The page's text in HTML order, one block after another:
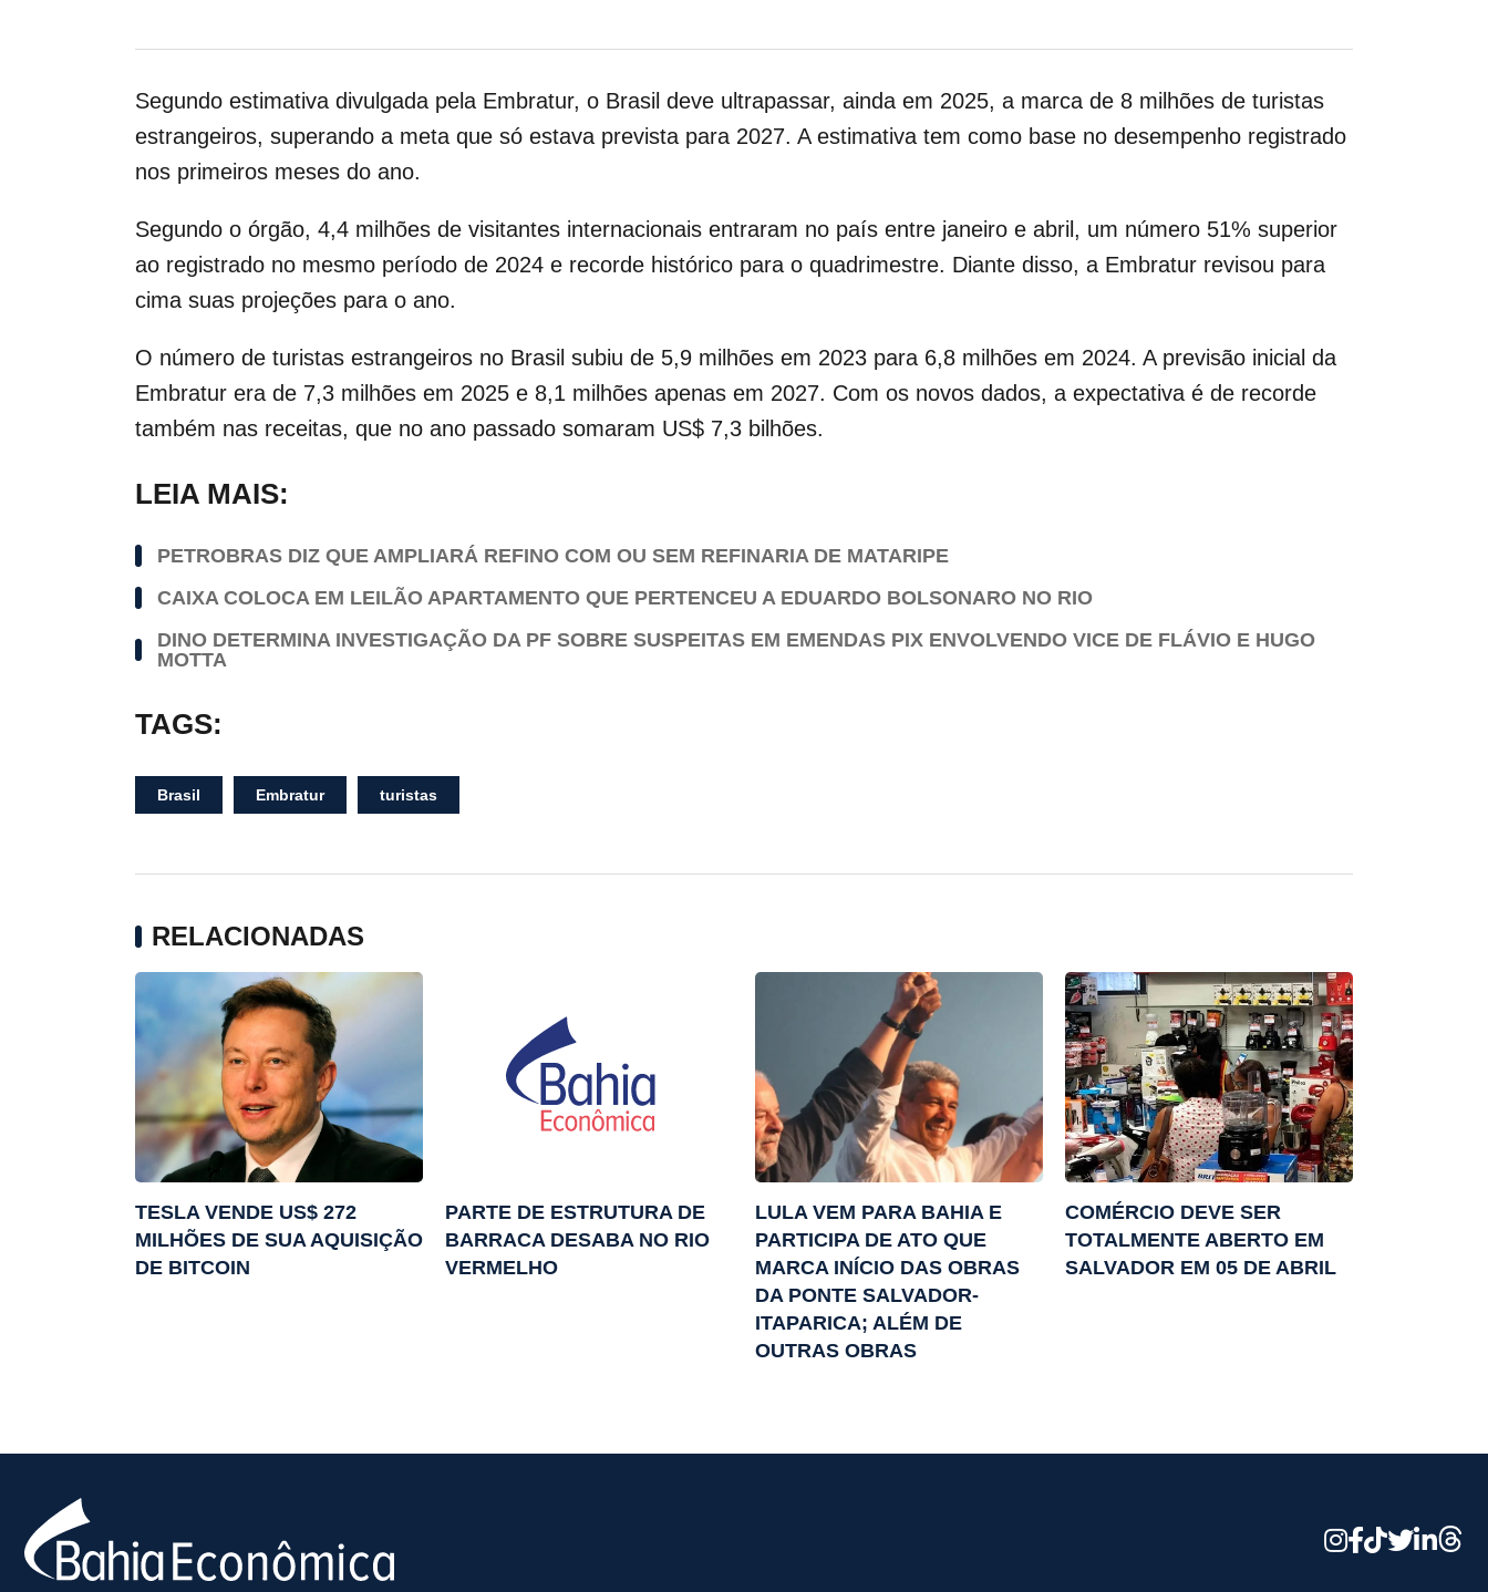
Segundo estimativa divulgada pela Embratur, o Brasil deve ultrapassar, ainda em 2025, a marca de 8 milhões de turistas
estrangeiros, superando a meta que só estava prevista para 2027. A estimativa tem como base no desempenho registrado
nos primeiros meses do ano.
Segundo o órgão, 4,4 milhões de visitantes internacionais entraram no país entre janeiro e abril, um número 51% superior
ao registrado no mesmo período de 2024 e recorde histórico para o quadrimestre. Diante disso, a Embratur revisou para
cima suas projeções para o ano.
O número de turistas estrangeiros no Brasil subiu de 5,9 milhões em 2023 para 6,8 milhões em 2024. A previsão inicial da
Embratur era de 7,3 milhões em 2025 e 8,1 milhões apenas em 2027. Com os novos dados, a expectativa é de recorde
também nas receitas, que no ano passado somaram US$ 7,3 bilhões.
LEIA MAIS:
PETROBRAS DIZ QUE AMPLIARÁ REFINO COM OU SEM REFINARIA DE MATARIPE
CAIXA COLOCA EM LEILÃO APARTAMENTO QUE PERTENCEU A EDUARDO BOLSONARO NO RIO
DINO DETERMINA INVESTIGAÇÃO DA PF SOBRE SUSPEITAS EM EMENDAS PIX ENVOLVENDO VICE DE FLÁVIO E HUGO
MOTTA
TAGS:
Brasil Embratur turistas
RELACIONADAS
TESLA VENDE US$ 272
MILHÕES DE SUA AQUISIÇÃO
DE BITCOIN
PARTE DE ESTRUTURA DE
BARRACA DESABA NO RIO
VERMELHO
LULA VEM PARA BAHIA E
PARTICIPA DE ATO QUE
MARCA INÍCIO DAS OBRAS
DA PONTE SALVADOR-
ITAPARICA; ALÉM DE
OUTRAS OBRAS
COMÉRCIO DEVE SER
TOTALMENTE ABERTO EM
SALVADOR EM 05 DE ABRIL